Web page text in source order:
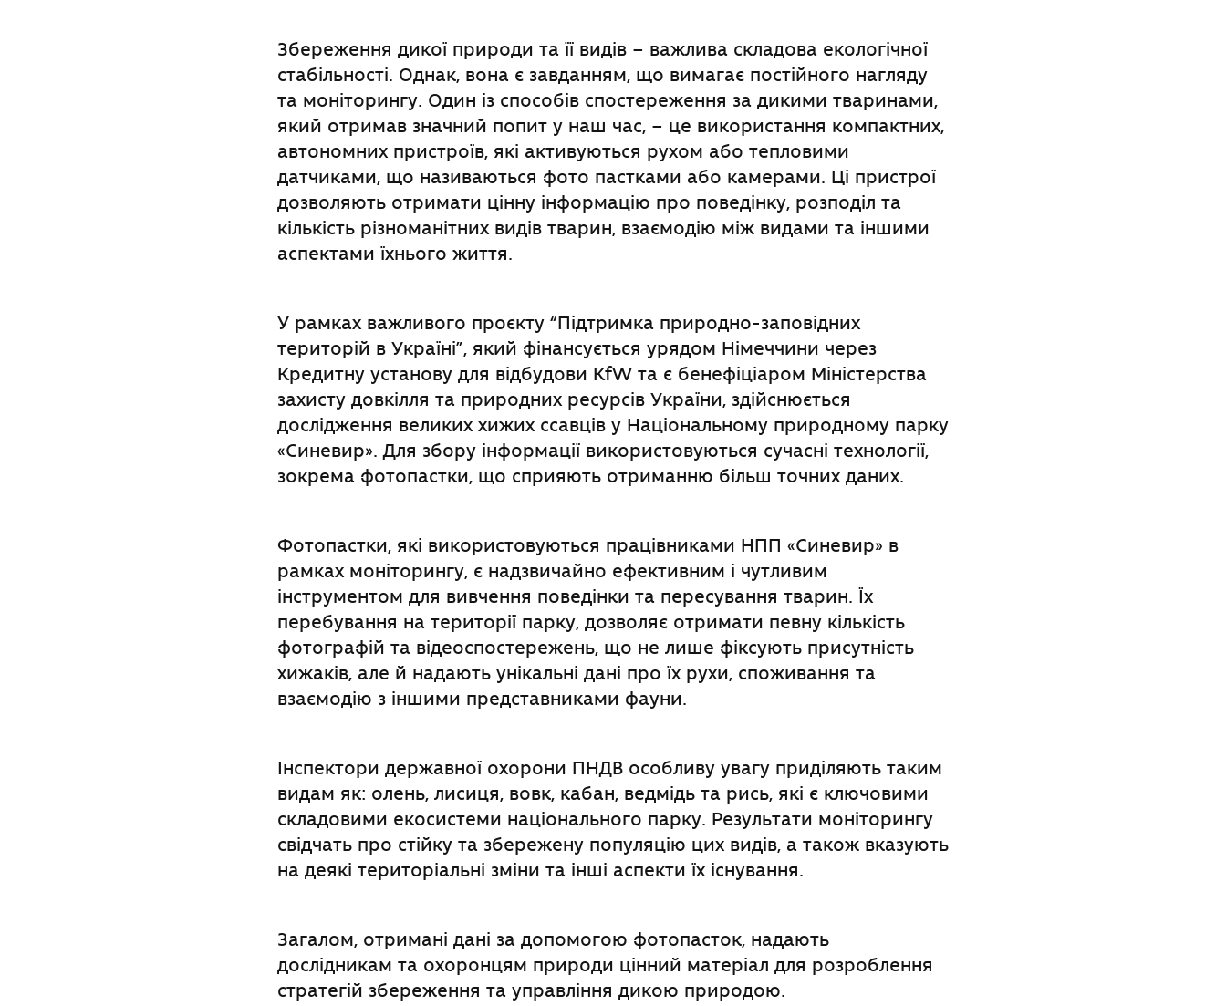
Збереження дикої природи та її видів – важлива складова екологічної
стабільності. Однак, вона є завданням, що вимагає постійного нагляду
та моніторингу. Один із способів спостереження за дикими тваринами,
який отримав значний попит у наш час, – це використання компактних,
автономних пристроїв, які активуються рухом або тепловими
датчиками, що називаються фото пастками або камерами. Ці пристрої
дозволяють отримати цінну інформацію про поведінку, розподіл та
кількість різноманітних видів тварин, взаємодію між видами та іншими
аспектами їхнього життя.
У рамках важливого проєкту “Підтримка природно-заповідних
територій в Україні”, який фінансується урядом Німеччини через
Кредитну установу для відбудови KfW та є бенефіціаром Міністерства
захисту довкілля та природних ресурсів України, здійснюється
дослідження великих хижих ссавців у Національному природному парку
«Синевир». Для збору інформації використовуються сучасні технології,
зокрема фотопастки, що сприяють отриманню більш точних даних.
Фотопастки, які використовуються працівниками НПП «Синевир» в
рамках моніторингу, є надзвичайно ефективним і чутливим
інструментом для вивчення поведінки та пересування тварин. Їх
перебування на території парку, дозволяє отримати певну кількість
фотографій та відеоспостережень, що не лише фіксують присутність
хижаків, але й надають унікальні дані про їх рухи, споживання та
взаємодію з іншими представниками фауни.
Інспектори державної охорони ПНДВ особливу увагу приділяють таким
видам як: олень, лисиця, вовк, кабан, ведмідь та рись, які є ключовими
складовими екосистеми національного парку. Результати моніторингу
свідчать про стійку та збережену популяцію цих видів, а також вказують
на деякі територіальні зміни та інші аспекти їх існування.
Загалом, отримані дані за допомогою фотопасток, надають
дослідникам та охоронцям природи цінний матеріал для розроблення
стратегій збереження та управління дикою природою.